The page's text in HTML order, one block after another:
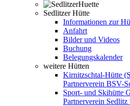
Sedlitzer Hütte
Informationen zur
Anfahrt
Bilder und Videos
Buchung
Belegungskalender
weitere Hütten
Kirnitzschtal-Hütte
Partnerverein BSV-
Sport- und Skihütte
Partnerverein